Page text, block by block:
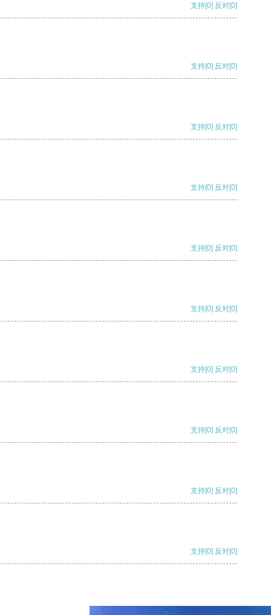
支持[0] 反对[0]
支持[0] 反对[0]
支持[0] 反对[0]
支持[0] 反对[0]
支持[0] 反对[0]
支持[0] 反对[0]
支持[0] 反对[0]
支持[0] 反对[0]
支持[0] 反对[0]
支持[0] 反对[0]